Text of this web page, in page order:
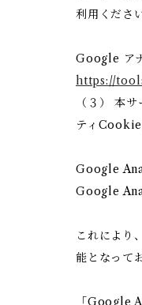
利用くださ
Google ア
https://
（３） 本
ティCookie
Google
Google
これにより
能となって
「Google